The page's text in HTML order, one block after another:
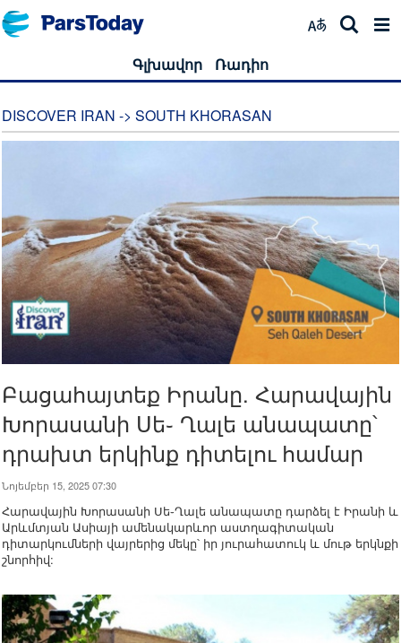
Գլխավոր Ռադիո
DISCOVER IRAN -> SOUTH KHORASAN
Բացահայտեք Իրանը. Հարավային
Խորասանի Սե֊ Ղալե անապատը՝
դրախտ երկինք դիտելու համար
Նոյեմբեր 15, 2025 07:30
Հարավային Խորասանի Սե֊Ղալե անապատը դարձել է Իրանի և
Արևմտյան Ասիայի ամենակարևոր աստղագիտական ​​
դիտարկումների վայրերից մեկը՝ իր յուրահատուկ և մութ երկնքի
շնորհիվ: